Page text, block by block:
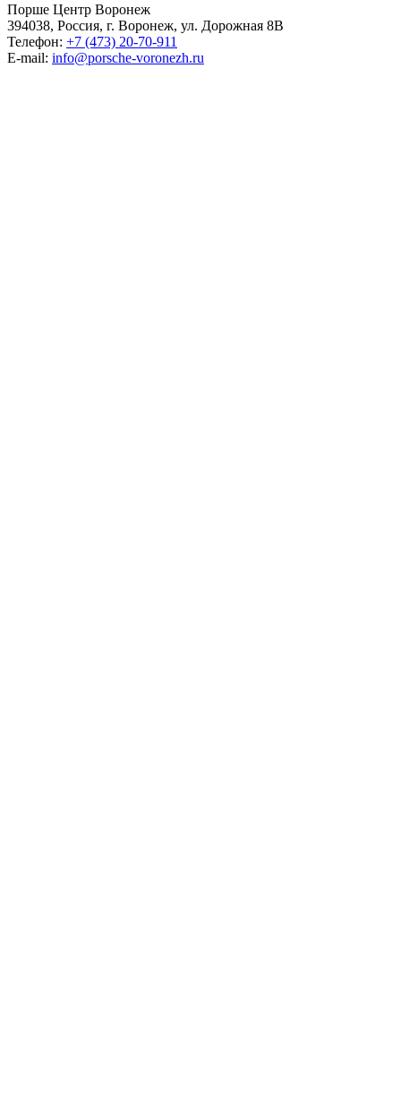
Порше Центр Воронеж
394038, Россия, г. Воронеж, ул. Дорожная 8В
Телефон: +7 (473) 20-70-911
E-mail: info@porsche-voronezh.ru